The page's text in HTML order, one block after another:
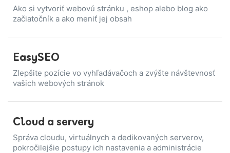
Ako si vytvoriť webovú stránku , eshop alebo blog ako
začiatočník a ako meniť jej obsah
EasySEO
Zlepšite pozície vo vyhľadávačoch a zvýšte návštevnosť
vašich webových stránok
Cloud a servery
Správa cloudu, virtuálnych a dedikovaných serverov,
pokročilejšie postupy ich nastavenia a administrácie